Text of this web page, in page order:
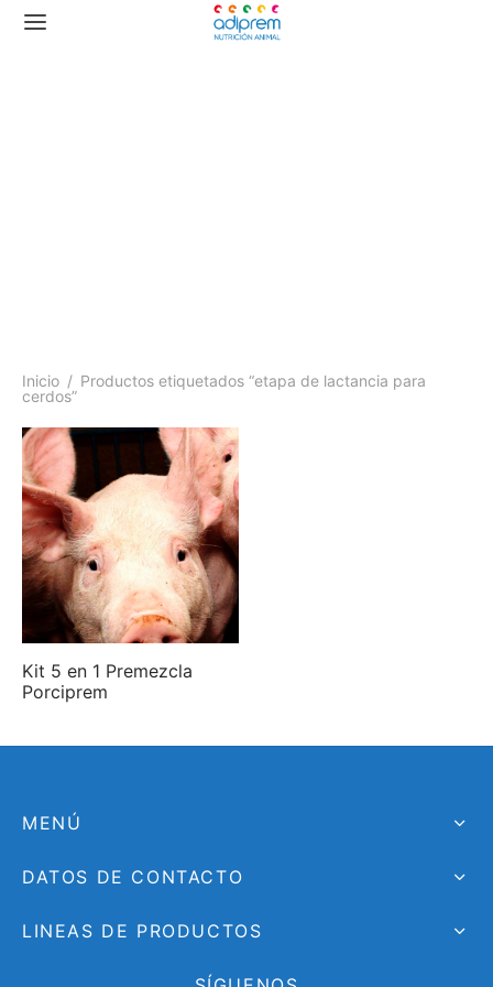
Inicio / Productos etiquetados “etapa de lactancia para
cerdos”
Kit 5 en 1 Premezcla
Porciprem
MENÚ
DATOS DE CONTACTO
LINEAS DE PRODUCTOS